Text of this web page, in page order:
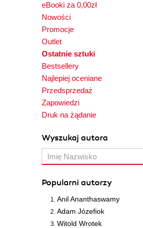
eBooki za 0,00zł
Nowości
Promocje
Outlet
Ostatnie sztuki
Bestsellery
Najlepiej oceniane
Przedsprzedaż
Zapowiedzi
Druk na żądanie
Wyszukaj autora
Popularni autorzy
Anil Ananthaswamy
Adam Józefiok
Witold Wrotek